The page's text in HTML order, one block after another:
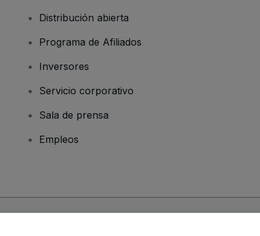
Distribución abierta
Programa de Afiliados
Inversores
Servicio corporativo
Sala de prensa
Empleos